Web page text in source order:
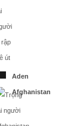
Aden
Afghanistan